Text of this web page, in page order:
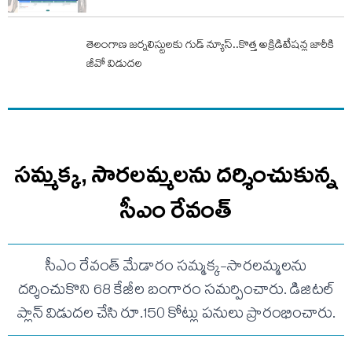
తెలంగాణ జర్నలిస్టులకు గుడ్ న్యూస్..కొత్త అక్రిడిటేషన్ల జారీకి
జీవో విడుదల
సమ్మక్క, సారలమ్మలను దర్శించుకున్న
సీఎం రేవంత్
సీఎం రేవంత్ మేడారం సమ్మక్క-సారలమ్మలను
దర్శించుకొని 68 కేజీల బంగారం సమర్పించారు. డిజిటల్
ప్లాన్ విడుదల చేసి రూ.150 కోట్లు పనులు ప్రారంభించారు.